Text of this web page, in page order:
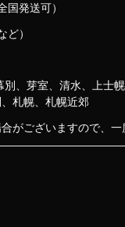
国発送可）
ど）
、芽室、清水、上士
札幌、札幌近郊
がございますので、